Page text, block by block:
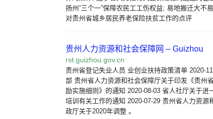
扬州“三个一”保障农民工工伤权益; 易地搬迁大
对贵州省城乡居民养老保险扶贫工作的点评
贵州人力资源和社会保障网 – Guizhou
rst.guizhou.gov.cn
贵州省登记失业人员 业创业扶持政策清单 2020-
部 贵州省人力资源和社会保障厅关于印发《贵州
励实施细则》的通知 2020-08-03 省人社厅关于进
培训有关工作的通知 2020-07-29 贵州省人力资源
政厅关于2020年调整 。